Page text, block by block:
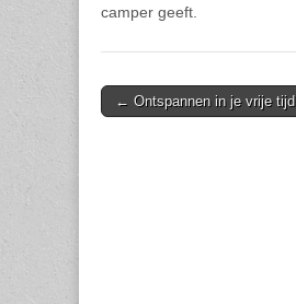
camper geeft.
Post
← Ontspannen in je vrije tijd